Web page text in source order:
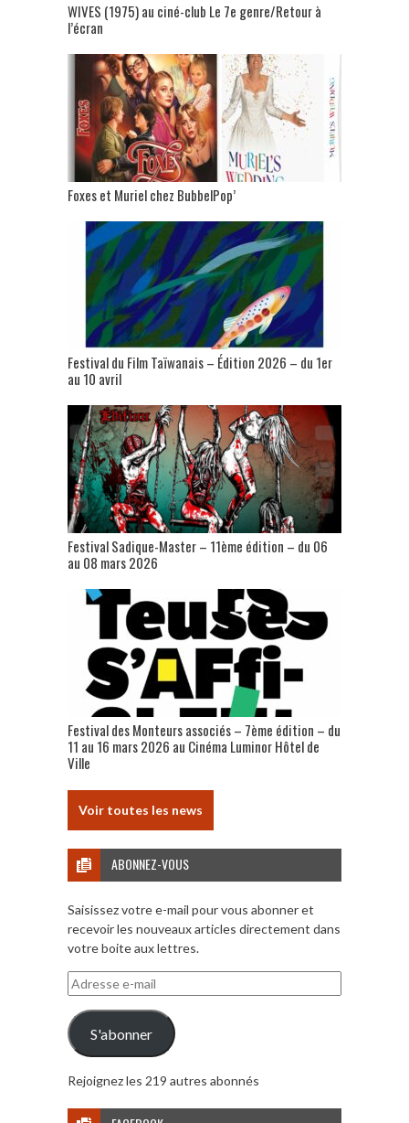
WIVES (1975) au ciné-club Le 7e genre/Retour à
l’écran
Foxes et Muriel chez BubbelPop’
Festival du Film Taïwanais – Édition 2026 – du 1er
au 10 avril
Festival Sadique-Master – 11ème édition – du 06
au 08 mars 2026
Festival des Monteurs associés – 7ème édition – du
11 au 16 mars 2026 au Cinéma Luminor Hôtel de
Ville
Voir toutes les news
ABONNEZ-VOUS
Saisissez votre e-mail pour vous abonner et
recevoir les nouveaux articles directement dans
votre boite aux lettres.
Adresse
e-
mail
S'abonner
Rejoignez les 219 autres abonnés